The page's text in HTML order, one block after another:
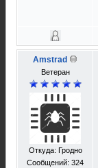
Amstrad
Ветеран
Откуда: Гродно
Сообщений: 324